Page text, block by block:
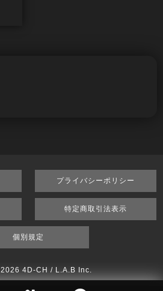
プライバシーポリシー
特定商取引法表示
個別規定
2026 4D-CH / L.A.B Inc.